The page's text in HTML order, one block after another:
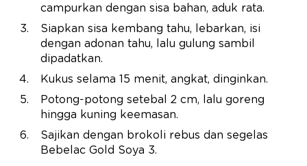
campurkan dengan sisa bahan, aduk rata.
Siapkan sisa kembang tahu, lebarkan, isi
dengan adonan tahu, lalu gulung sambil
dipadatkan.
Kukus selama 15 menit, angkat, dinginkan.
Potong-potong setebal 2 cm, lalu goreng
hingga kuning keemasan.
Sajikan dengan brokoli rebus dan segelas
Bebelac Gold Soya 3.